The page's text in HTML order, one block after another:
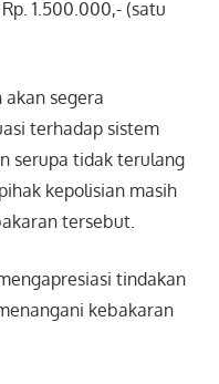
1.500.000,- (satu
segera
terhadap sistem
serupa tidak terulang
kepolisian masih
tersebut.
tindakan
kebakaran